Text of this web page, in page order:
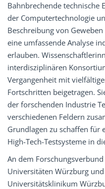
Bahnbrechende technische
der Computertechnologie
Beschreibung von
eine umfassende Analyse
erlauben.
interdisziplinären
Vergangenheit mit
Fortschritten beigetragen.
der forschenden Industrie
verschiedenen Feldern
Grundlagen zu schaffen für
High-Tech-Testsysteme in
An dem
Universitäten Würzburg
Universitätsklinikum